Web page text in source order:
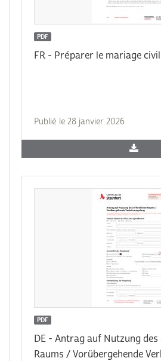
PDF
FR - Préparer le mariage civil
Publié le 28 janvier 2026
PDF
DE - Antrag auf Nutzung
Raums / Vorübergehende